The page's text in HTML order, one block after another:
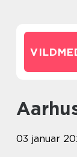
03 januar